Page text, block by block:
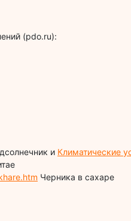
(pdo.ru):
и Климатические
Черника в сахаре